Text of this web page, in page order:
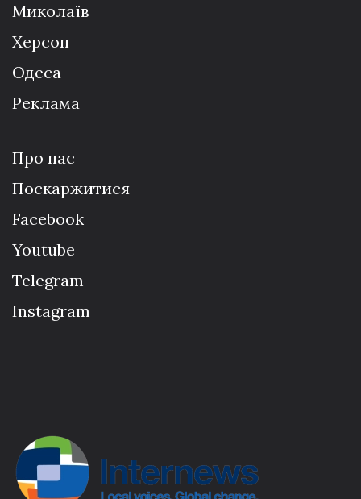
Миколаїв
Херсон
Одеса
Реклама
Про нас
Поскаржитися
Facebook
Youtube
Telegram
Instagram